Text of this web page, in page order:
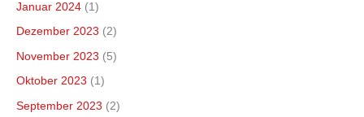
Januar 2024 (1)
Dezember 2023 (2)
November 2023 (5)
Oktober 2023 (1)
September 2023 (2)